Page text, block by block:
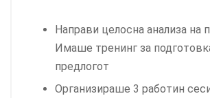
Направи целосна анализа на
Имаше тренинг за
предлогот
Организираше 3 работин